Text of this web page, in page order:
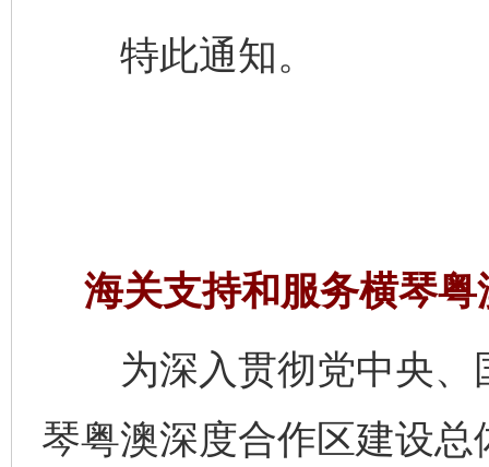
特此通知。
海关支持和服务横琴
为深入贯彻党中央、
琴粤澳深度合作区建设总